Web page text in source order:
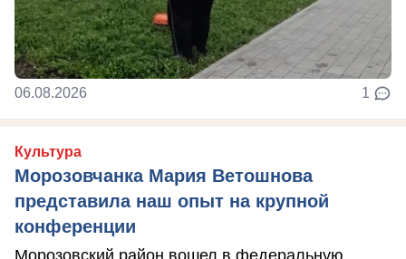
06.08.2026 1
Культура
Морозовчанка Мария Ветошнова
представила наш опыт на крупной
конференции
Морозовский район вошел в федеральную